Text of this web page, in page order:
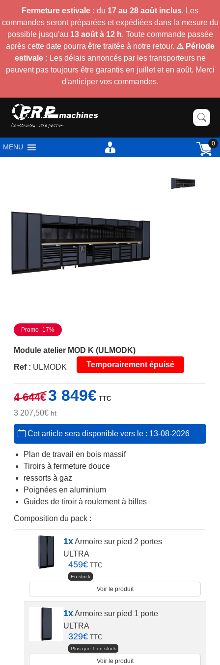
Fermeture estivale : du 17 au 28 août inclus. Les
commandes seront préparées et expédiées dans la mesure du
possible jusqu'au 13 août à 12 h. Toute commande passée
après cette date pourra être traitée à notre retour. ⚠️ Période
estivale : Les délais annoncés par les transporteurs ne
peuvent pas toujours être garantis en juillet et en août. Merci
d'anticiper vos commandes.
MENU 0
Promo -17%
Module atelier MOD K (ULMODK)
Ref : ULMODK Temporairement épuisé
4 644€
Le
prix
initial
était :
4
3 849€prix
est :
3
TTC
3 207,50€ht
Cet article sera disponible vers le : 13-08-2026
Plan de travail en bois massif
Tiroirs à fermeture douce
ressorts à gaz
Poignées en aluminium
Guides de tiroir à roulement à billes
Composition du pack :
1xArmoire sur pied 2 portes
ULTRA
459€ TTC
En stock
Voir le produit
1xArmoire sur pied 1 porte
ULTRA
329€ TTC
Plus que 1 en stock
Voir le produit